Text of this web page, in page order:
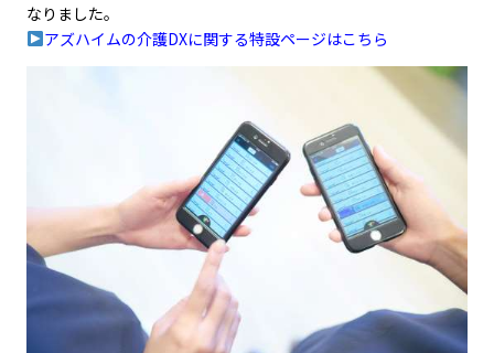
なりました。
アズハイムの介護DXに関する特設ページはこちら